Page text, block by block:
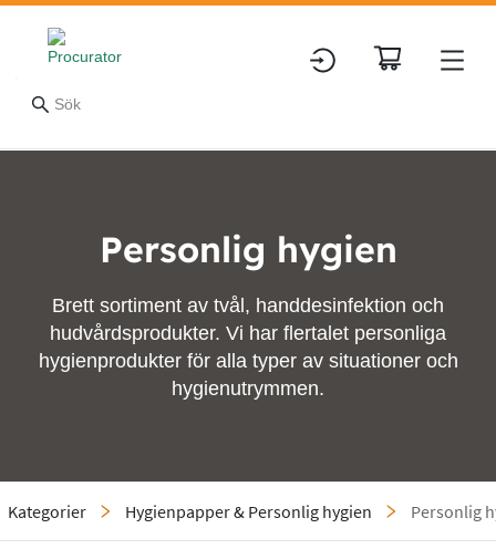
Personlig hygien
Brett sortiment av tvål, handdesinfektion och
hudvårdsprodukter. Vi har flertalet personliga
hygienprodukter för alla typer av situationer och
hygienutrymmen.
Kategorier Hygienpapper & Personlig hygien Personlig